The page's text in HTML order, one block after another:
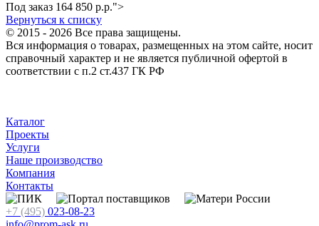
Под заказ 164 850 р.р.">
Вернуться к списку
© 2015 - 2026 Все права защищены.
Вся информация о товарах, размещенных на этом сайте, носит
справочный характер и не является публичной офертой в
соответствии с п.2 ст.437 ГК РФ
Каталог
Проекты
Услуги
Наше производство
Компания
Контакты
+7 (495) 023-08-23